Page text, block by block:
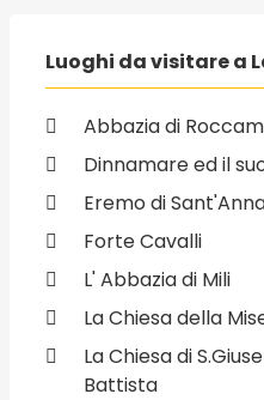
Luoghi da visitare a
Abbazia di
Dinnamare ed il
Eremo di
Forte Cavalli
L' Abbazia di Mili
La Chiesa della
La Chiesa di
Battista